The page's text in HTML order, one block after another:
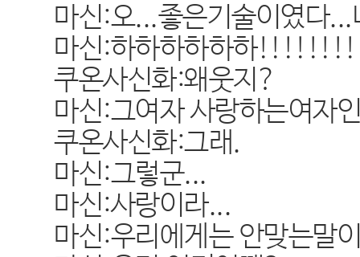
마신:오...좋은기술이였다
마신:하하하하하하
쿠온사신화:왜웃지?
마신:그여자 사랑하는여자
쿠온사신화:그래.
마신:그렇군...
마신:사랑이라...
마신:우리에게는 안맞는말